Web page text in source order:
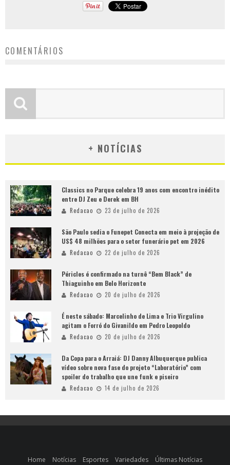
COMENTÁRIOS
+ NOTÍCIAS
Classics no Parque celebra 19 anos com encontro inédito
entre DJ Zeu e Derek em BH
Redacao 23 de julho de 2026
São Paulo sedia o Funepet Conecta em meio à projeção de
US$ 48 milhões para o setor funerário pet em 2026
Redacao 22 de julho de 2026
Péricles é confirmado na turnê “Bem Black” de
Thiaguinho em Belo Horizonte
Redacao 20 de julho de 2026
É neste sábado: Marcelinho de Lima e Trio Virgulino
agitam o Forró do Givanildo em Pedro Leopoldo
Redacao 20 de julho de 2026
Da Copa para o Arraiá: DJ Danny Albuquerque publica
vídeo sobre nova fase do projeto “Laboratório” com
spoiler do trabalho que une funk e piseiro
Redacao 14 de julho de 2026
Home Notícias Esportes Variedades Últimas Notícias